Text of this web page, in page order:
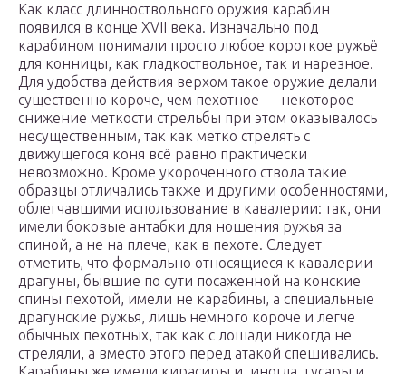
Как класс длинноствольного оружия карабин
появился в конце XVII века. Изначально под
карабином понимали просто любое короткое ружьё
для конницы, как гладкоствольное, так и нарезное.
Для удобства действия верхом такое оружие делали
существенно короче, чем пехотное — некоторое
снижение меткости стрельбы при этом оказывалось
несущественным, так как метко стрелять с
движущегося коня всё равно практически
невозможно. Кроме укороченного ствола такие
образцы отличались также и другими особенностями,
облегчавшими использование в кавалерии: так, они
имели боковые антабки для ношения ружья за
спиной, а не на плече, как в пехоте. Следует
отметить, что формально относящиеся к кавалерии
драгуны, бывшие по сути посаженной на конские
спины пехотой, имели не карабины, а специальные
драгунские ружья, лишь немного короче и легче
обычных пехотных, так как с лошади никогда не
стреляли, а вместо этого перед атакой спешивались.